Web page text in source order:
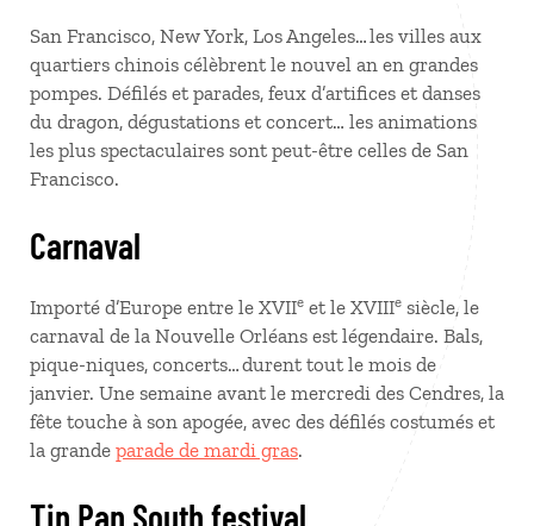
San Francisco, New York, Los Angeles… les villes aux
quartiers chinois célèbrent le nouvel an en grandes
pompes. Défilés et parades, feux d’artifices et danses
du dragon, dégustations et concert… les animations
les plus spectaculaires sont peut-être celles de San
Francisco.
Carnaval
Importé d’Europe entre le XVIIe et le XVIIIe siècle, le
carnaval de la Nouvelle Orléans est légendaire. Bals,
pique-niques, concerts… durent tout le mois de
janvier. Une semaine avant le mercredi des Cendres, la
fête touche à son apogée, avec des défilés costumés et
la grande parade de mardi gras.
Tin Pan South festival